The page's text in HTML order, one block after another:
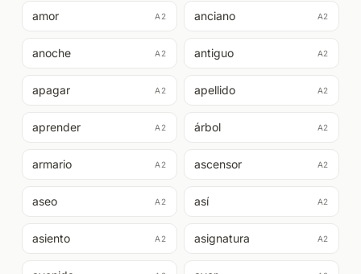
amor A2 anciano A2
anoche A2 antiguo A2
apagar A2 apellido A2
aprender A2 árbol A2
armario A2 ascensor A2
aseo A2 así A2
asiento A2 asignatura A2